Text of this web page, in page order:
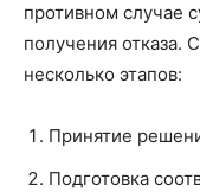
противном случае
получения отказа.
несколько этапов:
Принятие
Подготовка